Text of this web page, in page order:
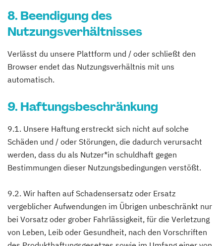
8. Beendigung des
Nutzungsverhältnisses
Verlässt du unsere Plattform und / oder schließt den
Browser endet das Nutzungsverhältnis mit uns
automatisch.
9. Haftungsbeschränkung
9.1. Unsere Haftung erstreckt sich nicht auf solche
Schäden und / oder Störungen, die dadurch verursacht
werden, dass du als Nutzer*in schuldhaft gegen
Bestimmungen dieser Nutzungsbedingungen verstößt.
9.2. Wir haften auf Schadensersatz oder Ersatz
vergeblicher Aufwendungen im Übrigen unbeschränkt nur
bei Vorsatz oder grober Fahrlässigkeit, für die Verletzung
von Leben, Leib oder Gesundheit, nach den Vorschriften